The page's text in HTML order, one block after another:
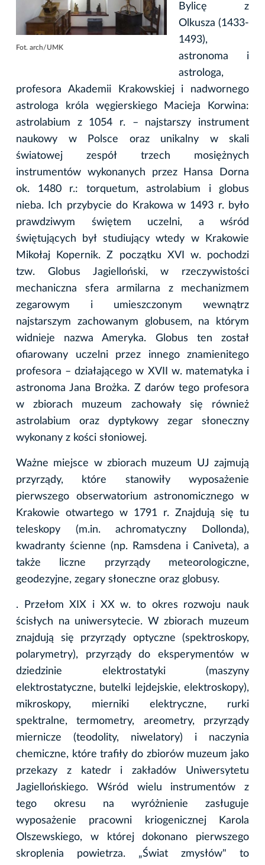
Fot. arch/UMK
Bylicę z
Olkusza (1433-
1493),
astronoma i
astrologa,
profesora Akademii Krakowskiej i nadwornego
astrologa króla węgierskiego Macieja Korwina:
astrolabium z 1054 r. – najstarszy instrument
naukowy w Polsce oraz unikalny w skali
światowej zespół trzech mosiężnych
instrumentów wykonanych przez Hansa Dorna
ok. 1480 r.: torquetum, astrolabium i globus
nieba. Ich przybycie do Krakowa w 1493 r. było
prawdziwym świętem uczelni, a wśród
świętujących był studiujący wtedy w Krakowie
Mikołaj Kopernik. Z początku XVI w. pochodzi
tzw. Globus Jagielloński, w rzeczywistości
mechaniczna sfera armilarna z mechanizmem
zegarowym i umieszczonym wewnątrz
najstarszym zachowanym globusem, na którym
widnieje nazwa Ameryka. Globus ten został
ofiarowany uczelni przez innego znamienitego
profesora – działającego w XVII w. matematyka i
astronoma Jana Brożka. Z darów tego profesora
w zbiorach muzeum zachowały się również
astrolabium oraz dyptykowy zegar słoneczny
wykonany z kości słoniowej.
Ważne miejsce w zbiorach muzeum UJ zajmują
przyrządy, które stanowiły wyposażenie
pierwszego obserwatorium astronomicznego w
Krakowie otwartego w 1791 r. Znajdują się tu
teleskopy (m.in. achromatyczny Dollonda),
kwadranty ścienne (np. Ramsdena i Caniveta), a
także liczne przyrządy meteorologiczne,
geodezyjne, zegary słoneczne oraz globusy.
. Przełom XIX i XX w. to okres rozwoju nauk
ścisłych na uniwersytecie. W zbiorach muzeum
znajdują się przyrządy optyczne (spektroskopy,
polarymetry), przyrządy do eksperymentów w
dziedzinie elektrostatyki (maszyny
elektrostatyczne, butelki lejdejskie, elektroskopy),
mikroskopy, mierniki elektryczne, rurki
spektralne, termometry, areometry, przyrządy
miernicze (teodolity, niwelatory) i naczynia
chemiczne, które trafiły do zbiorów muzeum jako
przekazy z katedr i zakładów Uniwersytetu
Jagiellońskiego. Wśród wielu instrumentów z
tego okresu na wyróżnienie zasługuje
wyposażenie pracowni kriogenicznej Karola
Olszewskiego, w której dokonano pierwszego
skroplenia powietrza. „Świat zmysłów" to